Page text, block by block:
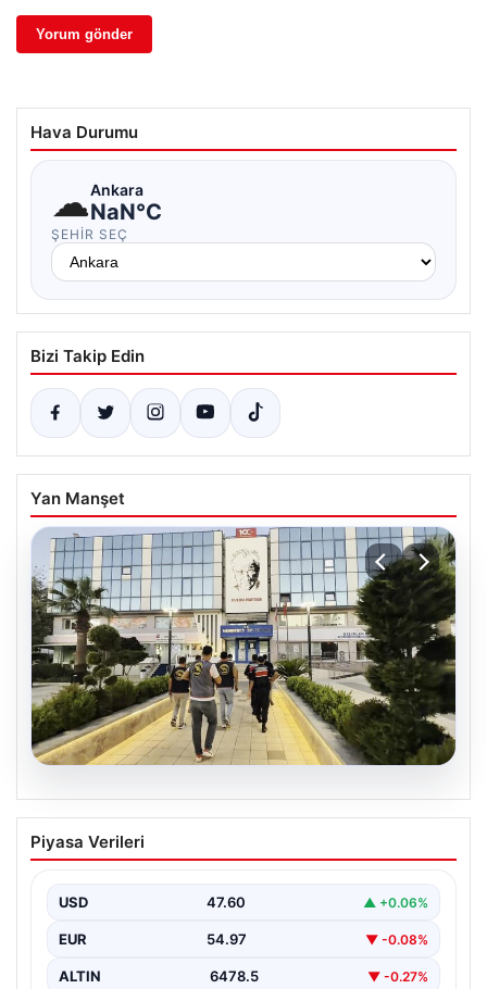
Hava Durumu
☁Ankara
NaN°C
ŞEHIR SEÇ
Bizi Takip Edin
Yan Manşet
05.08.2026
Menderes Belediyesi Soruşturmasında
Firari Başkan Yardımcısı Yakalandı
soruşturma kapsamında, Belediye Başkan Yardımcısı
Rüzgar Sönmez,…
Piyasa Verileri
USD 47.60 ▲ +0.06%
EUR 54.97 ▼ -0.08%
ALTIN 6478.5 ▼ -0.27%